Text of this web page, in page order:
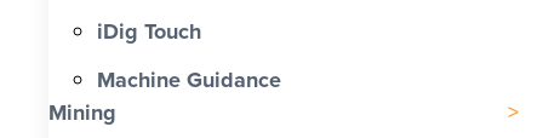
iDig Touch
Machine Guidance
Mining